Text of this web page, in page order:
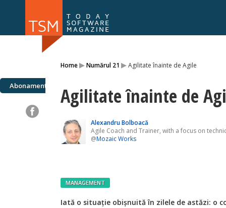
Home▸Numărul 21 ▸Agilitate înainte de Agile
Abonamente Agilitate înainte de
Alexandru Bolboacă
Agile Coach and Trainer, with a focus on
@Mozaic Works
MANAGEMENT
Iată o situație obișnuită în zilele de astăzi: o